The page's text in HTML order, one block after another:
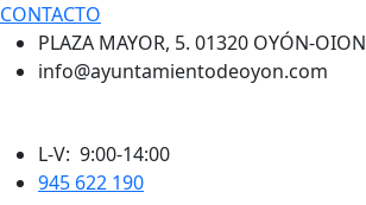
CONTACTO
PLAZA MAYOR, 5. 01320 OYÓN-OION
info@ayuntamientodeoyon.com
L-V: 9:00-14:00
945 622 190